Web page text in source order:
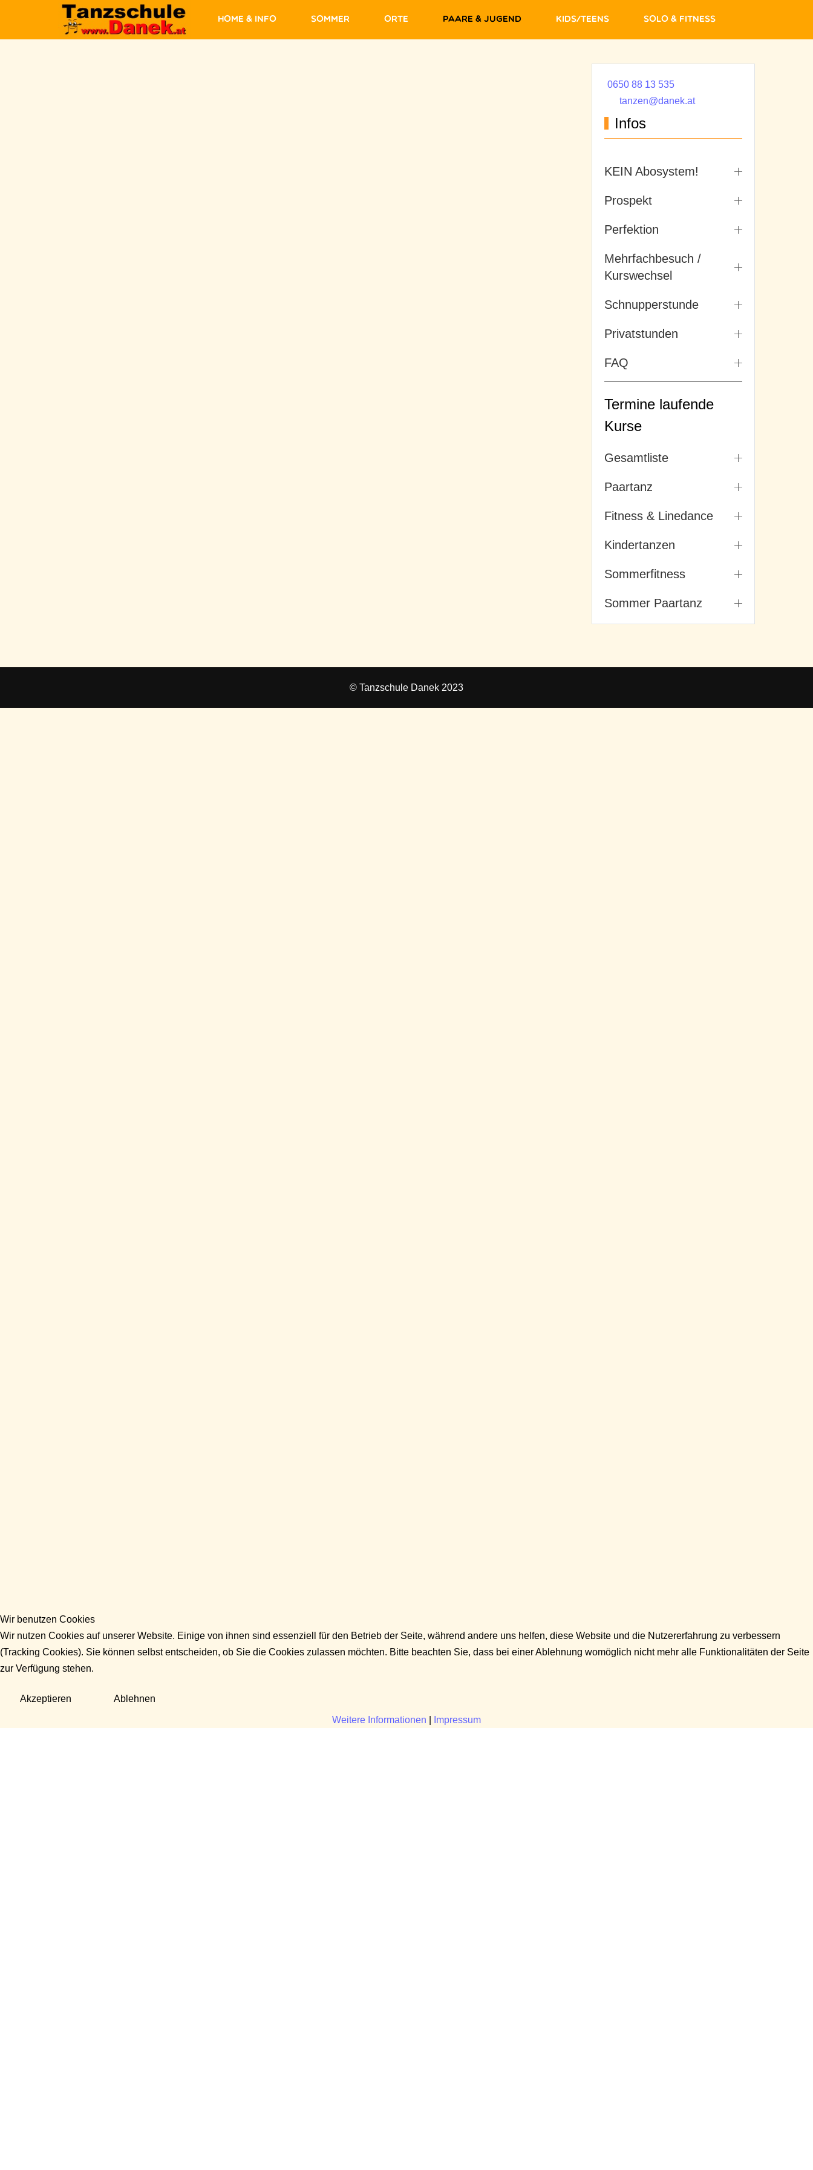
Home & Info Sommer Orte Paare & Jugend Kids/Teens Solo & Fitness
0650 88 13 535
tanzen@danek.at
Infos
KEIN Abosystem!
Prospekt
Perfektion
Mehrfachbesuch /
Kurswechsel
Schnupperstunde
Privatstunden
FAQ
Termine laufende
Kurse
Gesamtliste
Paartanz
Fitness & Linedance
Kindertanzen
Sommerfitness
Sommer Paartanz
© Tanzschule Danek 2023
Wir benutzen Cookies
Wir nutzen Cookies auf unserer Website. Einige von ihnen sind essenziell für den Betrieb der Seite, während andere uns helfen, diese Website und die Nutzererfahrung zu verbessern
(Tracking Cookies). Sie können selbst entscheiden, ob Sie die Cookies zulassen möchten. Bitte beachten Sie, dass bei einer Ablehnung womöglich nicht mehr alle Funktionalitäten der Seite
zur Verfügung stehen.
Akzeptieren Ablehnen
Weitere Informationen Impressum